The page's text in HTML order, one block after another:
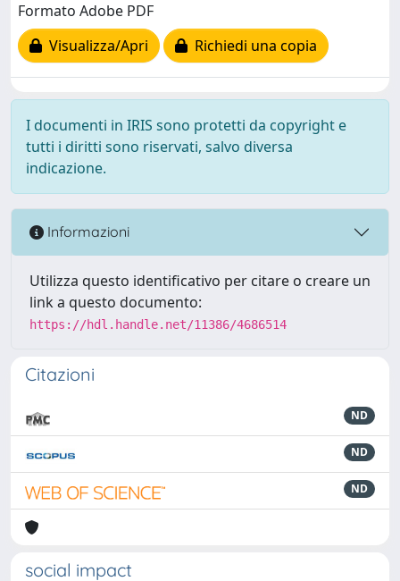
Formato Adobe PDF
Visualizza/Apri
Richiedi una copia
I documenti in IRIS sono protetti da copyright e
tutti i diritti sono riservati, salvo diversa
indicazione.
Informazioni
Utilizza questo identificativo per citare o creare un
link a questo documento:
https://hdl.handle.net/11386/4686514
Citazioni
ND
ND
ND
social impact